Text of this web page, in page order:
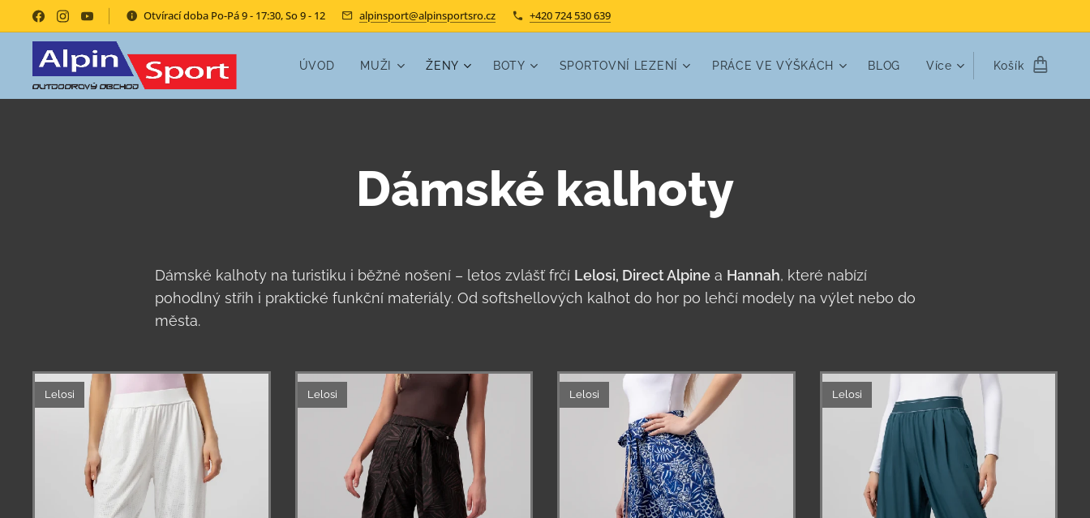
Otvírací doba Po-Pá 9 - 17:30, So 9 - 12 alpinsport@alpinsportsro.cz +420 724 530 639
ÚVOD MUŽI ŽENY BOTY SPORTOVNÍ LEZENÍ PRÁCE VE VÝŠKÁCH BLOG Více Košík
Dámské kalhoty
Dámské kalhoty na turistiku i běžné nošení – letos zvlášť frčí Lelosi, Direct Alpinea Hannah, které nabízí
pohodlný střih i praktické funkční materiály. Od softshellových kalhot do hor po lehčí modely na výlet nebo do
města.
Lelosi Lelosi Lelosi Lelosi